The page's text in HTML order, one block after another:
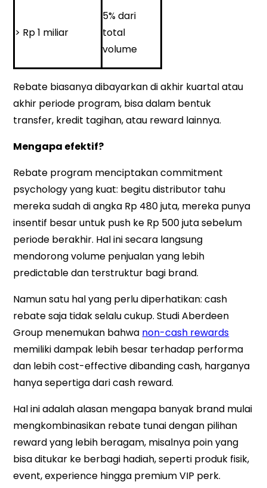
> Rp 1 miliar
5% dari
total
volume
Rebate biasanya dibayarkan di akhir kuartal atau
akhir periode program, bisa dalam bentuk
transfer, kredit tagihan, atau reward lainnya.
Mengapa efektif?
Rebate program menciptakan commitment
psychology yang kuat: begitu distributor tahu
mereka sudah di angka Rp 480 juta, mereka punya
insentif besar untuk push ke Rp 500 juta sebelum
periode berakhir. Hal ini secara langsung
mendorong volume penjualan yang lebih
predictable dan terstruktur bagi brand.
Namun satu hal yang perlu diperhatikan: cash
rebate saja tidak selalu cukup. Studi Aberdeen
Group menemukan bahwa non-cash rewards
memiliki dampak lebih besar terhadap performa
dan lebih cost-effective dibanding cash, harganya
hanya sepertiga dari cash reward.
Hal ini adalah alasan mengapa banyak brand mulai
mengkombinasikan rebate tunai dengan pilihan
reward yang lebih beragam, misalnya poin yang
bisa ditukar ke berbagi hadiah, seperti produk fisik,
event, experience hingga premium VIP perk.